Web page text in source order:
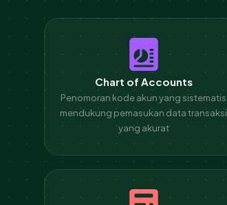
Chart of Accounts
Penomoran kode akun yang sistematis
mendukung pemasukan data transaksi
yang akurat